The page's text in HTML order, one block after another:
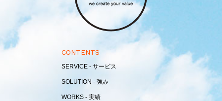
CONTENTS
SERVICE - サービス
SOLUTION - 強み
WORKS - 実績